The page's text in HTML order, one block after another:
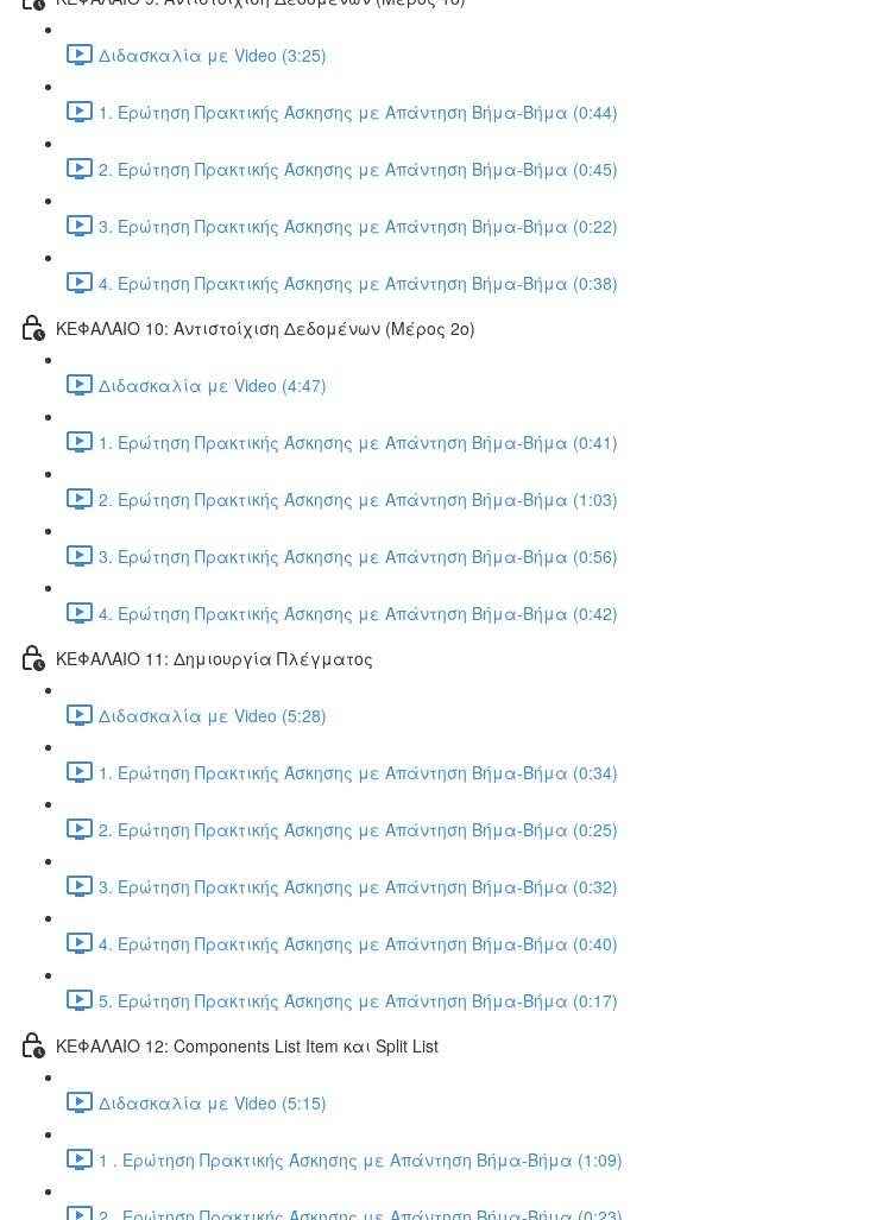
Διδασκαλία με Video (3:25)
1. Ερώτηση Πρακτικής Άσκησης με Απάντηση Βήμα-Βήμα (0:44)
2. Ερώτηση Πρακτικής Άσκησης με Απάντηση Βήμα-Βήμα (0:45)
3. Ερώτηση Πρακτικής Άσκησης με Απάντηση Βήμα-Βήμα (0:22)
4. Ερώτηση Πρακτικής Άσκησης με Απάντηση Βήμα-Βήμα (0:38)
ΚΕΦΑΛΑΙΟ 10: Αντιστοίχιση Δεδομένων (Μέρος 2ο)
Διδασκαλία με Video (4:47)
1. Ερώτηση Πρακτικής Άσκησης με Απάντηση Βήμα-Βήμα (0:41)
2. Ερώτηση Πρακτικής Άσκησης με Απάντηση Βήμα-Βήμα (1:03)
3. Ερώτηση Πρακτικής Άσκησης με Απάντηση Βήμα-Βήμα (0:56)
4. Ερώτηση Πρακτικής Άσκησης με Απάντηση Βήμα-Βήμα (0:42)
ΚΕΦΑΛΑΙΟ 11: Δημιουργία Πλέγματος
Διδασκαλία με Video (5:28)
1. Ερώτηση Πρακτικής Άσκησης με Απάντηση Βήμα-Βήμα (0:34)
2. Ερώτηση Πρακτικής Άσκησης με Απάντηση Βήμα-Βήμα (0:25)
3. Ερώτηση Πρακτικής Άσκησης με Απάντηση Βήμα-Βήμα (0:32)
4. Ερώτηση Πρακτικής Άσκησης με Απάντηση Βήμα-Βήμα (0:40)
5. Ερώτηση Πρακτικής Άσκησης με Απάντηση Βήμα-Βήμα (0:17)
ΚΕΦΑΛΑΙΟ 12: Components List Item και Split List
Διδασκαλία με Video (5:15)
1 . Ερώτηση Πρακτικής Άσκησης με Απάντηση Βήμα-Βήμα (1:09)